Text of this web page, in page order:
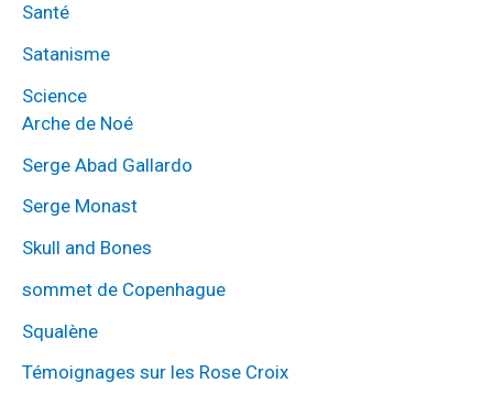
Santé
Satanisme
Science
Arche de Noé
Serge Abad Gallardo
Serge Monast
Skull and Bones
sommet de Copenhague
Squalène
Témoignages sur les Rose Croix